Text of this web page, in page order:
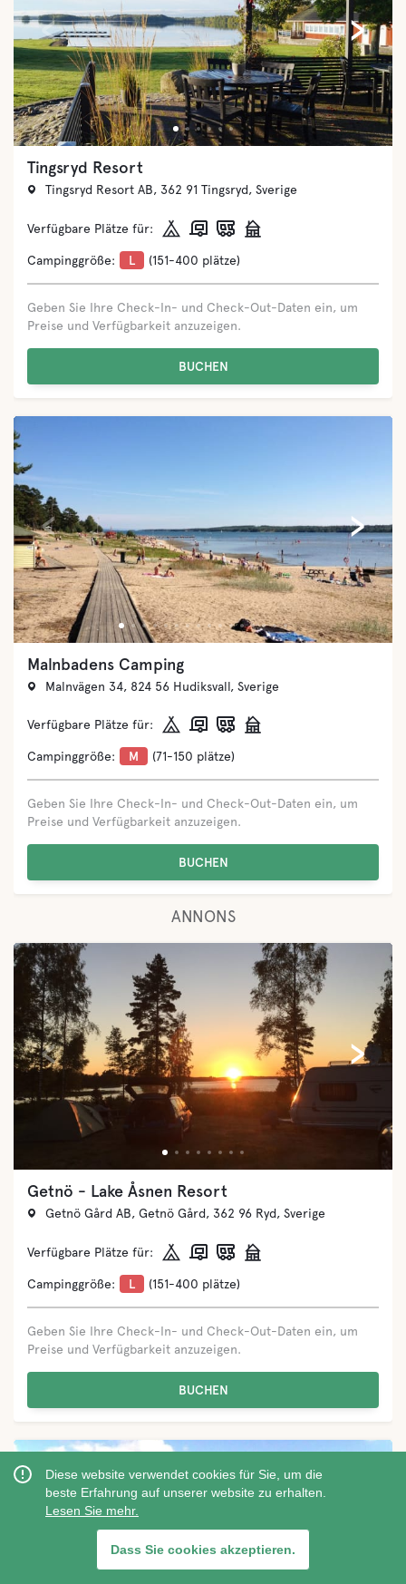
Diese website verwendet cookies für Sie, um die
beste Erfahrung auf unserer website zu erhalten.
Lesen Sie mehr.
Dass Sie cookies akzeptieren.
›
‹
Visby Strandby
Snäckgärdsvägen 32, 621 41 Visby, Sverige
Verfügbare Plätze für:
Campinggröße: M (71-150 plätze)
Geben Sie Ihre Check-In- und Check-Out-Daten ein, um
Preise und Verfügbarkeit anzuzeigen.
BUCHEN
›
‹
Sudersand Resort
Fårö Sudersand 5650, 624 67 Fårö, Sverige
Verfügbare Plätze für:
Campinggröße: L (151-400 plätze)
Geben Sie Ihre Check-In- und Check-Out-Daten ein, um
Preise und Verfügbarkeit anzuzeigen.
BUCHEN
ANNONS
›
‹
Malexander Camping
Kyrkovägen 6, Malexander, 590 14 Boxholm, Sverige
Verfügbare Plätze für:
Campinggröße: S (21-70 plätze)
Geben Sie Ihre Check-In- und Check-Out-Daten ein, um
Preise und Verfügbarkeit anzuzeigen.
BUCHEN